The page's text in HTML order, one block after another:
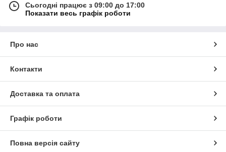
Сьогодні працює з 09:00 до 17:00
Показати весь графік роботи
Про нас
Контакти
Доставка та оплата
Графік роботи
Повна версія сайту